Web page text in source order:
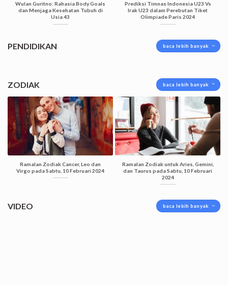
Wulan Guritno: Rahasia Body Goals
dan Menjaga Kesehatan Tubuh di
Usia 43
Prediksi Timnas Indonesia U23 Vs
Irak U23 dalam Perebutan Tiket
Olimpiade Paris 2024
PENDIDIKAN baca lebih banyak
ZODIAK baca lebih banyak
Ramalan Zodiak Cancer, Leo dan
Virgo pada Sabtu, 10 Februari 2024
Ramalan Zodiak untuk Aries, Gemini,
dan Taurus pada Sabtu, 10 Februari
2024
VIDEO baca lebih banyak